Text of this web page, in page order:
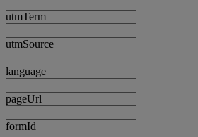
utmTerm
utmSource
language
pageUrl
formId